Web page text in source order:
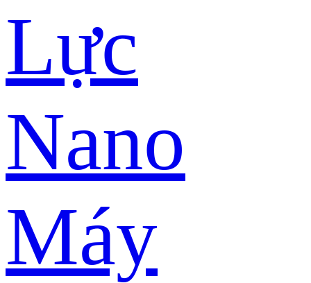
Lực
Nano
Máy